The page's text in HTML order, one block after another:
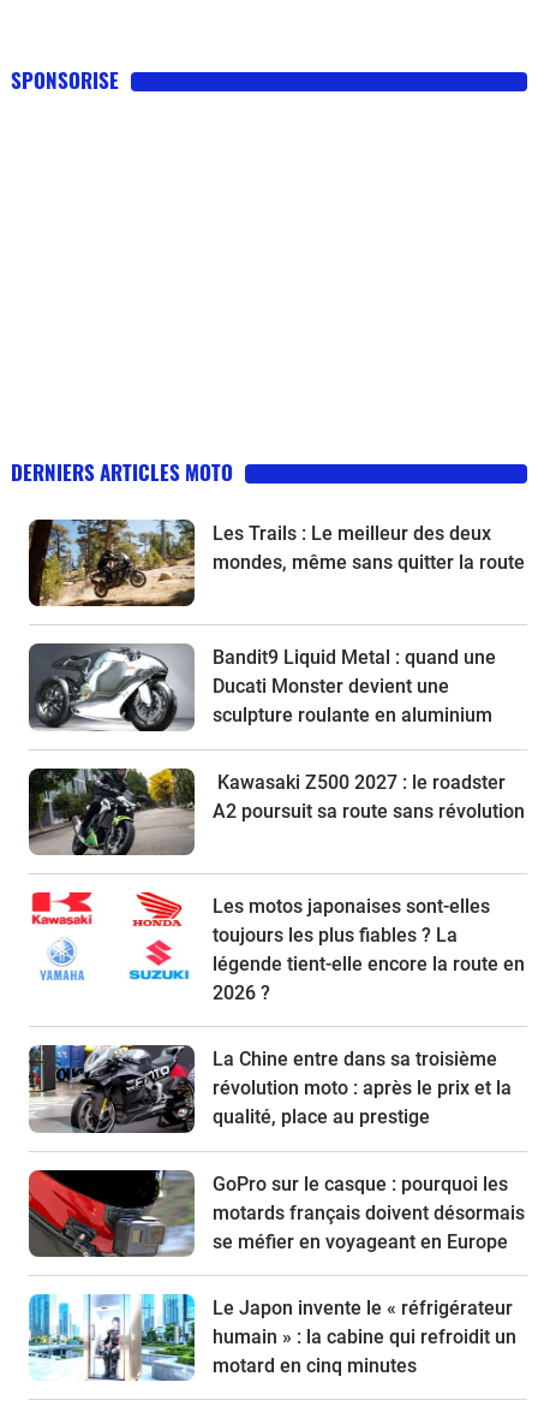
SPONSORISE
DERNIERS ARTICLES MOTO
Les Trails : Le meilleur des deux
mondes, même sans quitter la route
Bandit9 Liquid Metal : quand une
Ducati Monster devient une
sculpture roulante en aluminium
Kawasaki Z500 2027 : le roadster
A2 poursuit sa route sans révolution
Les motos japonaises sont-elles
toujours les plus fiables ? La
légende tient-elle encore la route en
2026 ?
La Chine entre dans sa troisième
révolution moto : après le prix et la
qualité, place au prestige
GoPro sur le casque : pourquoi les
motards français doivent désormais
se méfier en voyageant en Europe
Le Japon invente le « réfrigérateur
humain » : la cabine qui refroidit un
motard en cinq minutes